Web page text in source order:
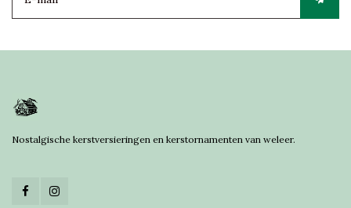
Nostalgische kerstversieringen en kerstornamenten van weleer.